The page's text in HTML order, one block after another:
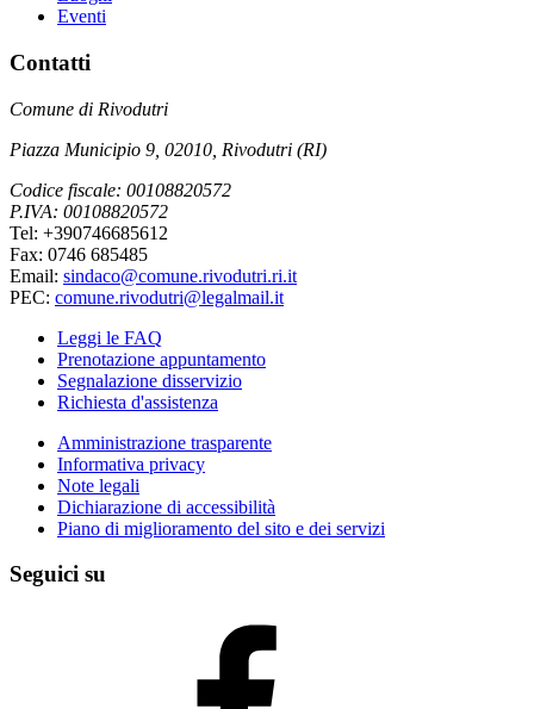
Eventi
Contatti
Comune di Rivodutri
Piazza Municipio 9, 02010, Rivodutri (RI)
Codice fiscale: 00108820572
P.IVA: 00108820572
Tel: +390746685612
Fax: 0746 685485
Email: sindaco@comune.rivodutri.ri.it
PEC: comune.rivodutri@legalmail.it
Leggi le FAQ
Prenotazione appuntamento
Segnalazione disservizio
Richiesta d'assistenza
Amministrazione trasparente
Informativa privacy
Note legali
Dichiarazione di accessibilità
Piano di miglioramento del sito e dei servizi
Seguici su